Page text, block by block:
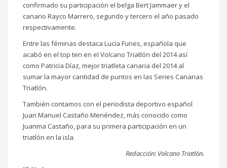
confirmado su participación el belga Bert Jammaer y el
canario Rayco Marrero, segundo y tercero el año pasado
respectivamente.
Entre las féminas destaca Lucía Funes, española que
acabó en el top ten en el Volcano Triatlón del 2014 así
como Patricia Díaz, mejor triatleta canaria del 2014 al
sumar la mayor cantidad de puntos en las Series Canarias
Triatlón.
También contamos con el periodista deportivo español
Juan Manuel Castaño Menéndez, más conocido como
Juanma Castaño, para su primera participación en un
triatlón en la isla.
Redacción: Volcano Triatlón.